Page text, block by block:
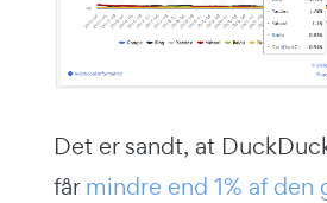
Det er sandt, at
fårmindre end 1% af den